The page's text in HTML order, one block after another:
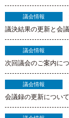
議会情報
議決結果の更新と会
議会情報
次回議会のご案内に
議会情報
会議録の更新について